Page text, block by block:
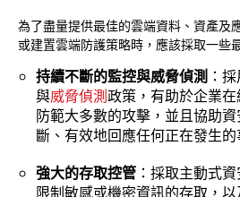
為了盡量提供最佳的雲端資料、資產及
或建置雲端防護策略時，應該採取一些
持續不斷的監控與威脅偵測 ：
與威脅偵測政策，有助於企業
防範大多數的攻擊，並且協助
斷、有效地回應任何正在發生的
強大的存取控管 ：採取主動式
限制敏感或機密資訊的存取，